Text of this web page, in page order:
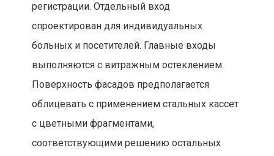
регистрации. Отдельный вход
спроектирован для индивидуальных
больных и посетителей. Главные входы
выполняются с витражным остеклением.
Поверхность фасадов предполагается
облицевать с применением стальных кассет
с цветными фрагментами,
соответствующими решению остальных